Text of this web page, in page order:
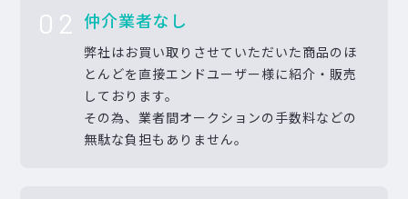
02 仲介業者なし
弊社はお買い取りさせていただいた商品のほ
とんどを直接エンドユーザー様に紹介・販売
しております。
その為、業者間オークションの手数料などの
無駄な負担もありません。